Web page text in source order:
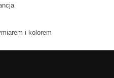
i kolorem